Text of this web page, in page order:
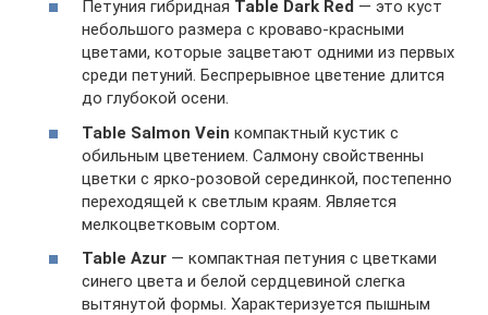
Петуния гибридная Table Dark Red — это куст
небольшого размера с кроваво-красными
цветами, которые зацветают одними из первых
среди петуний. Беспрерывное цветение длится
до глубокой осени.
Table Salmon Vein компактный кустик с
обильным цветением. Салмону свойственны
цветки с ярко-розовой серединкой, постепенно
переходящей к светлым краям. Является
мелкоцветковым сортом.
Table Azur — компактная петуния с цветками
синего цвета и белой сердцевиной слегка
вытянутой формы. Характеризуется пышным